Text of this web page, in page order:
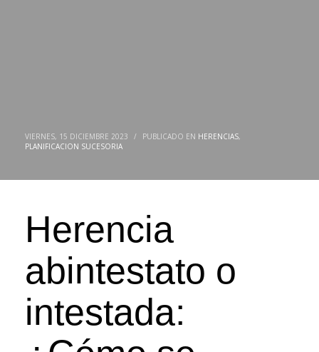
VIERNES, 15 DICIEMBRE 2023 / PUBLICADO EN HERENCIAS,
PLANIFICACION SUCESORIA
Herencia
abintestato o
intestada: